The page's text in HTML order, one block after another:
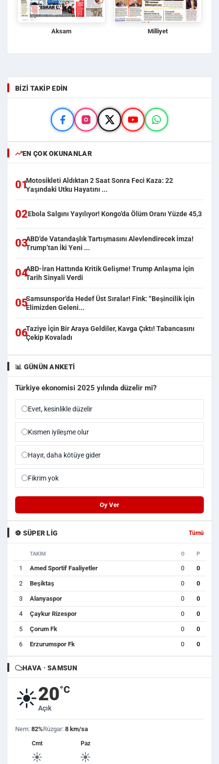
Aksam Milliyet
BIZI TAKIP EDIN
EN ÇOK OKUNANLAR
01Motosikleti Aldıktan 2 Saat Sonra Feci Kaza: 22
Yaşındaki Utku Hayatını ...
02Ebola Salgını Yayılıyor! Kongo’da Ölüm Oranı Yüzde 45,3
03ABD’de Vatandaşlık Tartışmasını Alevlendirecek İmza!
Trump’tan İki Yeni ...
04ABD-İran Hattında Kritik Gelişme! Trump Anlaşma İçin
Tarih Sinyali Verdi
05Samsunspor’da Hedef Üst Sıralar! Fink: “Beşincilik İçin
Elimizden Geleni...
06Taziye İçin Bir Araya Geldiler, Kavga Çıktı! Tabancasını
Çekip Kovaladı
📊 GÜNÜN ANKETI
Türkiye ekonomisi 2025 yılında düzelir mi?
Evet, kesinlikle düzelir
Kısmen iyileşme olur
Hayır, daha kötüye gider
Fikrim yok
Oy Ver
⚽ SÜPER LIG Tümü
TAKIM O P
1 Amed Sportif Faaliyetler 0 0
2 Beşiktaş 0 0
3 Alanyaspor 0 0
4 Çaykur Rizespor 0 0
5 Çorum Fk 0 0
6 Erzurumspor Fk 0 0
HAVA · SAMSUN
☀️20°C
Açık
Nem: 82%Rüzgar: 8 km/sa
Cmt
☀️
Paz
☀️